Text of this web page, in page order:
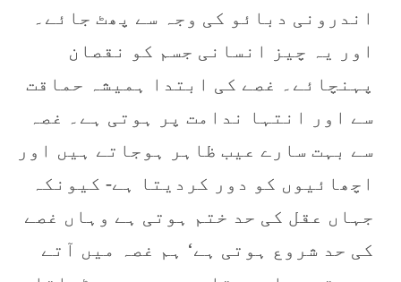
اندرونی دبائو کی وجہ سے پھٹ جائے۔
اور یہ چیز انسانی جسم کو نقصان
پہنچائے۔ غصے کی ابتدا ہمیشہ حماقت
سے اور انتہا ندامت پر ہوتی ہے۔ غصہ
سے بہت سارے عیب ظاہر ہوجاتے ہیں اور
اچھائیوں کو دور کردیتا ہے- کیونکہ
جہاں عقل کی حد ختم ہوتی ہے وہاں غصے
کی حد شروع ہوتی ہے‘ ہم غصہ میں آتے